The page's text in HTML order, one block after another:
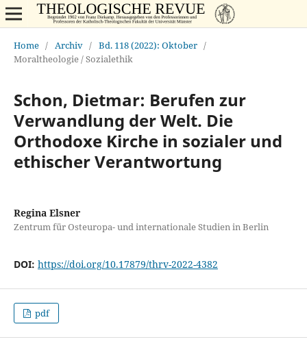
Home / Archiv / Bd. 118 (2022): Oktober /
Moraltheologie / Sozialethik
Schon, Dietmar: Berufen zur
Verwandlung der Welt. Die
Orthodoxe Kirche in sozialer und
ethischer Verantwortung
Regina Elsner
Zentrum für Osteuropa- und internationale Studien in Berlin
DOI: https://doi.org/10.17879/thrv-2022-4382
pdf